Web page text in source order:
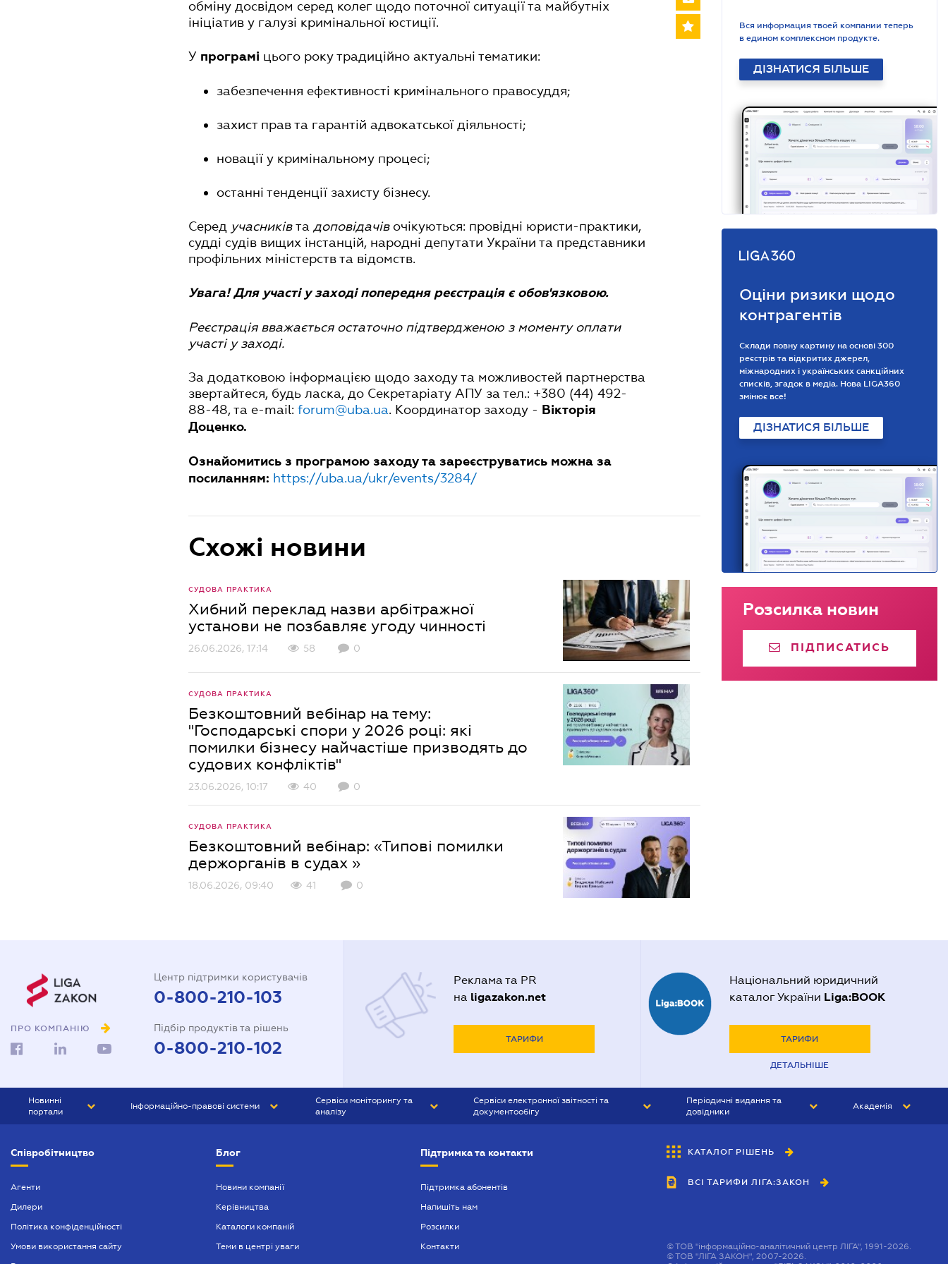
обміну досвідом серед колег щодо поточної ситуації та майбутніх
ініціатив у галузі кримінальної юстиції.
У програмі цього року традиційно актуальні тематики:
забезпечення ефективності кримінального правосуддя;
захист прав та гарантій адвокатської діяльності;
новації у кримінальному процесі;
останні тенденції захисту бізнесу.
Серед учасниківта доповідачівочікуються: провідні юристи-практики,
судді судів вищих інстанцій, народні депутати України та представники
профільних міністерств та відомств.
Увага! Для участі у заході попередня реєстрація є обов'язковою.
Реєстрація вважається остаточно підтвердженою з моменту оплати
участі у заході.
За додатковою інформацією щодо заходу та можливостей партнерства
звертайтеся, будь ласка, до Секретаріату АПУ за тел.: +380 (44) 492-
88-48, та e-mail: forum@uba.ua. Координатор заходу - Вікторія
Доценко.
Ознайомитись з програмою заходу та зареєструватись можна за
посиланням: https://uba.ua/ukr/events/3284/
Схожі новини
СУДОВА ПРАКТИКА
Хибний переклад назви арбітражної
установи не позбавляє угоду чинності
26.06.2026, 17:14 58 0
СУДОВА ПРАКТИКА
Безкоштовний вебінар на тему:
"Господарські спори у 2026 році: які
помилки бізнесу найчастіше призводять до
судових конфліктів"
23.06.2026, 10:17 40 0
СУДОВА ПРАКТИКА
Безкоштовний вебінар: «Типові помилки
держорганів в судах »
18.06.2026, 09:40 41 0
Вся информация твоей компании теперь
в едином комплексном продукте.
ДІЗНАТИСЯ БІЛЬШЕ
Оціни ризики щодо
контрагентів
Склади повну картину на основі 300
реєстрів та відкритих джерел,
міжнародних і українських санкційних
списків, згадок в медіа. Нова LIGA360
змінює все!
ДІЗНАТИСЯ БІЛЬШЕ
Розсилка новин
ПІДПИСАТИСЬ
ПРО КОМПАНІЮ
Центр підтримки користувачів
0-800-210-103
Підбір продуктів та рішень
0-800-210-102
Реклама та PR
на ligazakon.net
ТАРИФИ
Національний юридичний
каталог України Liga:BOOK
ТАРИФИ
ДЕТАЛЬНІШЕ
Новинні
портали
БІЗНЕС
Інформаційно-правові системи
БУХГАЛТЕР ПРОФ
Сервіси моніторингу та
аналізу
Сервіси електронної звітності та
документообігу
Періодичні видання та
довідники
БУХГАЛТЕР&ЗАКОН
ВІСНИК МСФЗ
Академія
Співробітництво
Агенти
Дилери
Політика конфіденційності
Умови використання сайту
Блог
Новини компанії
Керівництва
Каталоги компаній
Теми в центрі уваги
Підтримка та контакти
Підтримка абонентів
Напишіть нам
Розсилки
Контакти
КАТАЛОГ РІШЕНЬ
ВСІ ТАРИФИ ЛІГА:ЗАКОН
©ТОВ "інформаційно-аналітичний центр ЛІГА", 1991-2026.
©ТОВ "ЛІГА ЗАКОН", 2007-2026.